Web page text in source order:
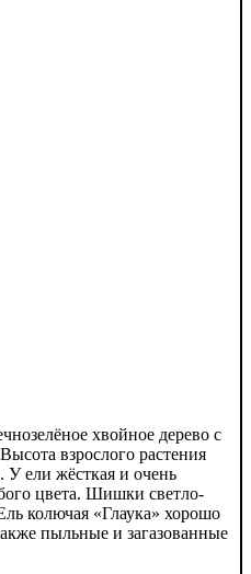
хвойное дерево с
взрослого растения
У ели жёсткая и очень
цвета. Шишки светло-
колючая «Глаука» хорошо
пыльные и загазованные